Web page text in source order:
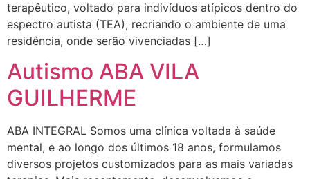
terapêutico, voltado para indivíduos atípicos dentro do
espectro autista (TEA), recriando o ambiente de uma
residência, onde serão vivenciadas […]
Autismo ABA VILA
GUILHERME
ABA INTEGRAL Somos uma clínica voltada à saúde
mental, e ao longo dos últimos 18 anos, formulamos
diversos projetos customizados para as mais variadas